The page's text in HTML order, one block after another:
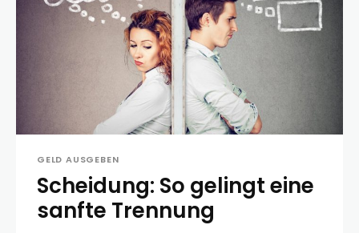
GELD AUSGEBEN
Scheidung: So gelingt eine
sanfte Trennung